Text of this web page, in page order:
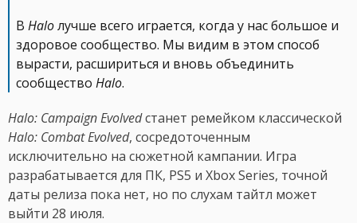
В Haloлучше всего играется, когда у нас большое и
здоровое сообщество. Мы видим в этом способ
вырасти, расшириться и вновь объединить
сообщество Halo.
Halo: Campaign Evolvedстанет ремейком классической
Halo: Combat Evolved, сосредоточенным
исключительно на сюжетной кампании. Игра
разрабатывается для ПК, PS5 и Xbox Series, точной
даты релиза пока нет, но по слухам тайтл может
выйти 28 июля.